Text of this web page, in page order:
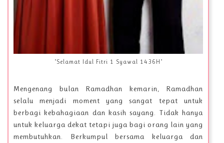
"Selamat Idul Fitri 1 Syawal 1436H"
Mengenang bulan Ramadhan kemarin, Ramadhan
selalu menjadi moment yang sangat tepat untuk
berbagi kebahagiaan dan kasih sayang. Tidak hanya
untuk keluarga dekat tetapi juga bagi orang lain yang
membutuhkan. Berkumpul bersama keluarga dan